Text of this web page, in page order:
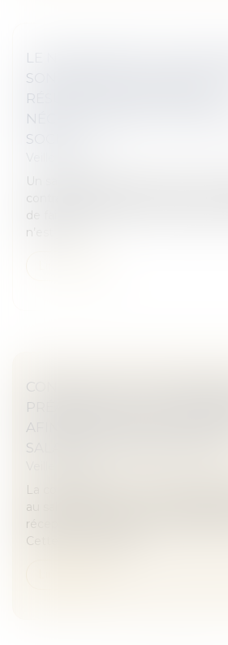
LE NON-RESPECT PAR
SON OBLIGATION DE
RÉSULTAT NE JUSTIFIE PAS
NÉCESSAIREMENT UNE
SOCIAL
Un salarié peut prendre acte de la
contrat de travail aux torts de son
de faits qu’il reproche à ce dernier.
n’est justi...
CONVOCATION À UN
PRÉALABLE : DOIT-ON
AFIN DE RESPECTER LES
SALARIÉ ? - EDITIONS TISSOT
La convocation à un entretien
au salarié par lettre recommandée
réception ou remise en main
Cette convocation à...